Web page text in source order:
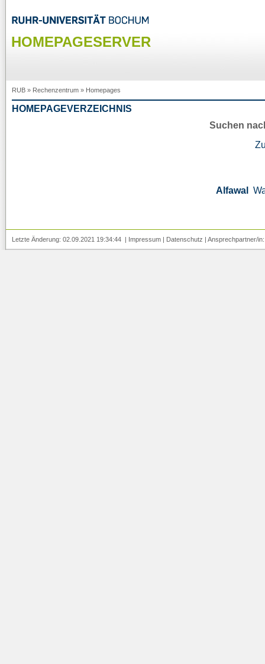
HOMEPAGESERVER
RUB » Rechenzentrum » Homepages
HOMEPAGEVERZEICHNIS
Suchen
Alfawal
Letzte Änderung: 02.09.2021 19:34:44 | Impressum | Datenschutz | Ansprechpartner/